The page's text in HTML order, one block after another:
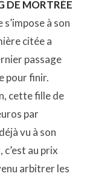
DE MORTRÉE
s’impose à son
citée a
passage
pour finir.
cette fille de
par
vu à son
au prix
arbitrer les